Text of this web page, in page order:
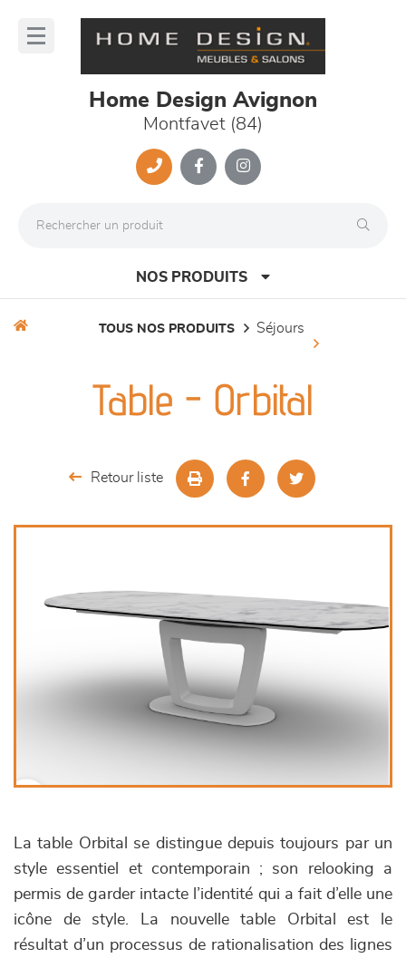
Home Design Avignon
Montfavet (84)
NOS PRODUITS
meubles de complément
TOUS NOS PRODUITS séjours
Table - Orbital
Retour liste
La table Orbital se distingue depuis toujours par un
style essentiel et contemporain ; son relooking a
permis de garder intacte l’identité qui a fait d’elle une
icône de style. La nouvelle table Orbital est le
résultat d’un processus de rationalisation des lignes